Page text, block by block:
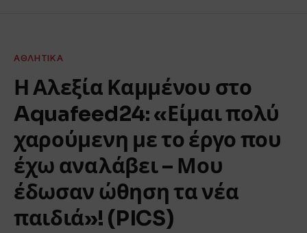
ΑΘΛΗΤΙΚΆ
Η Αλεξία Καμμένου στο
Aquafeed24: «Είμαι πολύ
χαρούμενη με το έργο που
έχω αναλάβει – Μου
έδωσαν ώθηση τα νέα
παιδιά»! (PICS)